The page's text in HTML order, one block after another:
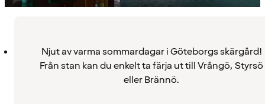
Njut av varma sommardagar i Göteborgs skärgård!
Från stan kan du enkelt ta färja ut till Vrångö, Styrsö
eller Brännö.